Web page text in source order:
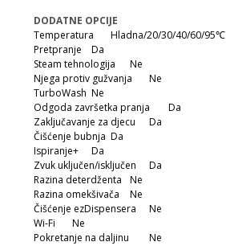
DODATNE OPCIJE
Temperatura
Hladna/20/30/40/60/95℃
Pretpranje
Da
Steam tehnologija
Ne
Njega protiv gužvanja
Ne
TurboWash Ne
Odgoda završetka pranja
Da
Zaključavanje za djecu
Da
Čišćenje bubnja Da
Ispiranje+
Da
Zvuk uključen/isključen
Da
Razina deterdženta
Ne
Razina omekšivača
Ne
Čišćenje ezDispensera
Ne
Wi-Fi
Ne
Pokretanje na daljinu
Ne